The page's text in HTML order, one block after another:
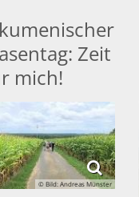
Zeit
mich!
© Bild: Andreas Münster